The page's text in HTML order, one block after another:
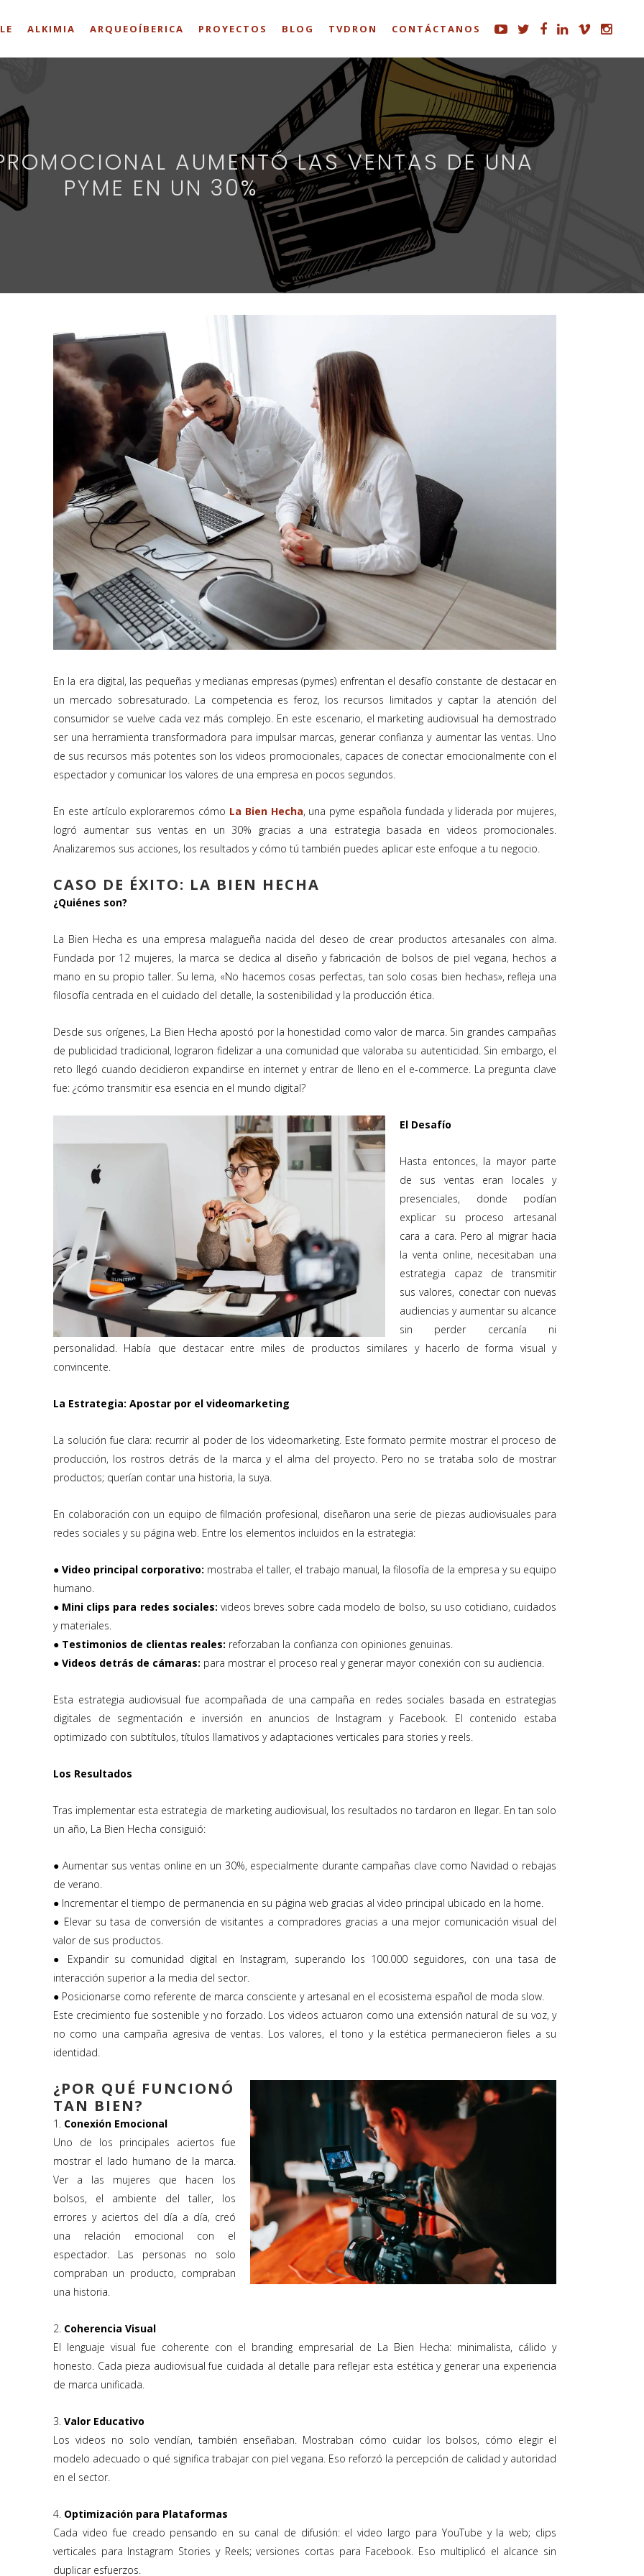
ALKIMIA ARQUEOÍBERICA PROYECTOS BLOG TVDRON
CONTÁCTANOS
AUMENTÓ LAS VENTAS DE UNA
PYME EN UN 30%
En la era digital, las pequeñas y medianas empresas (pymes) enfrentan el desafío constante de destacar en
un mercado sobresaturado. La competencia es feroz, los recursos limitados y captar la atención del
consumidor se vuelve cada vez más complejo. En este escenario, el marketing audiovisual ha demostrado
ser una herramienta transformadora para impulsar marcas, generar confianza y aumentar las ventas. Uno
de sus recursos más potentes son los videos promocionales, capaces de conectar emocionalmente con el
espectador y comunicar los valores de una empresa en pocos segundos.
En este artículo exploraremos cómo La Bien Hecha, una pyme española fundada y liderada por mujeres,
logró aumentar sus ventas en un 30% gracias a una estrategia basada en videos promocionales.
Analizaremos sus acciones, los resultados y cómo tú también puedes aplicar este enfoque a tu negocio.
CASO DE ÉXITO: LA BIEN HECHA
¿Quiénes son?
La Bien Hecha es una empresa malagueña nacida del deseo de crear productos artesanales con alma.
Fundada por 12 mujeres, la marca se dedica al diseño y fabricación de bolsos de piel vegana, hechos a
mano en su propio taller. Su lema, «No hacemos cosas perfectas, tan solo cosas bien hechas», refleja una
filosofía centrada en el cuidado del detalle, la sostenibilidad y la producción ética.
Desde sus orígenes, La Bien Hecha apostó por la honestidad como valor de marca. Sin grandes campañas
de publicidad tradicional, lograron fidelizar a una comunidad que valoraba su autenticidad. Sin embargo, el
reto llegó cuando decidieron expandirse en internet y entrar de lleno en el e-commerce. La pregunta clave
fue: ¿cómo transmitir esa esencia en el mundo digital?
El Desafío
Hasta entonces, la mayor parte
de sus ventas eran locales y
presenciales, donde podían
explicar su proceso artesanal
cara a cara. Pero al migrar hacia
la venta online, necesitaban una
estrategia capaz de transmitir
sus valores, conectar con nuevas
audiencias y aumentar su alcance
sin perder cercanía ni
personalidad. Había que destacar entre miles de productos similares y hacerlo de forma visual y
convincente.
La Estrategia: Apostar por el videomarketing
La solución fue clara: recurrir al poder de los videomarketing. Este formato permite mostrar el proceso de
producción, los rostros detrás de la marca y el alma del proyecto. Pero no se trataba solo de mostrar
productos; querían contar una historia, la suya.
En colaboración con un equipo de filmación profesional, diseñaron una serie de piezas audiovisuales para
redes sociales y su página web. Entre los elementos incluidos en la estrategia:
● Video principal corporativo: mostraba el taller, el trabajo manual, la filosofía de la empresa y su equipo
humano.
● Mini clips para redes sociales: videos breves sobre cada modelo de bolso, su uso cotidiano, cuidados
y materiales.
● Testimonios de clientas reales: reforzaban la confianza con opiniones genuinas.
● Videos detrás de cámaras: para mostrar el proceso real y generar mayor conexión con su audiencia.
Esta estrategia audiovisual fue acompañada de una campaña en redes sociales basada en estrategias
digitales de segmentación e inversión en anuncios de Instagram y Facebook. El contenido estaba
optimizado con subtítulos, títulos llamativos y adaptaciones verticales para stories y reels.
Los Resultados
Tras implementar esta estrategia de marketing audiovisual, los resultados no tardaron en llegar. En tan solo
un año, La Bien Hecha consiguió:
● Aumentar sus ventas online en un 30%, especialmente durante campañas clave como Navidad o rebajas
de verano.
● Incrementar el tiempo de permanencia en su página web gracias al video principal ubicado en la home.
● Elevar su tasa de conversión de visitantes a compradores gracias a una mejor comunicación visual del
valor de sus productos.
● Expandir su comunidad digital en Instagram, superando los 100.000 seguidores, con una tasa de
interacción superior a la media del sector.
● Posicionarse como referente de marca consciente y artesanal en el ecosistema español de moda slow.
Este crecimiento fue sostenible y no forzado. Los videos actuaron como una extensión natural de su voz, y
no como una campaña agresiva de ventas. Los valores, el tono y la estética permanecieron fieles a su
identidad.
¿POR QUÉ FUNCIONÓ
TAN BIEN?
1. Conexión Emocional
Uno de los principales aciertos fue
mostrar el lado humano de la marca.
Ver a las mujeres que hacen los
bolsos, el ambiente del taller, los
errores y aciertos del día a día, creó
una relación emocional con el
espectador. Las personas no solo
compraban un producto, compraban
una historia.
2. Coherencia Visual
El lenguaje visual fue coherente con el branding empresarial de La Bien Hecha: minimalista, cálido y
honesto. Cada pieza audiovisual fue cuidada al detalle para reflejar esta estética y generar una experiencia
de marca unificada.
3. Valor Educativo
Los videos no solo vendían, también enseñaban. Mostraban cómo cuidar los bolsos, cómo elegir el
modelo adecuado o qué significa trabajar con piel vegana. Eso reforzó la percepción de calidad y autoridad
en el sector.
4. Optimización para Plataformas
Cada video fue creado pensando en su canal de difusión: el video largo para YouTube y la web; clips
verticales para Instagram Stories y Reels; versiones cortas para Facebook. Eso multiplicó el alcance sin
duplicar esfuerzos.